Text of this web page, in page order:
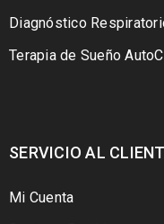
Diagnóstico
Terapia de Sueño
SERVICIO AL
Mi Cuenta